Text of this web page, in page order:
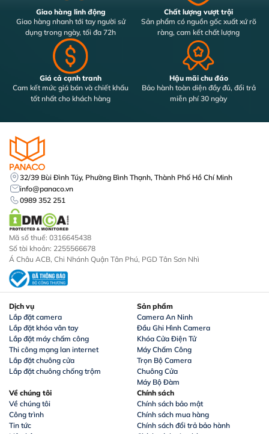
Giao hàng linh động
Giao hàng nhanh tới tay người sử
dụng trong ngày, tối đa 72h
Chất lượng vượt trội
Sản phẩm có nguồn gốc xuất xứ rõ
ràng, cam kết chất lượng
Giá cả cạnh tranh
Cam kết mức giá bán và chiết khấu
tốt nhất cho khách hàng
Hậu mãi chu đáo
Bảo hành toàn diện đầy đủ, đổi trả
miễn phí 30 ngày
Về chúng tôi
Về chúng tôi
Công trình
Tin tức
Dịch vụ
Lắp đặt camera
Lắp đặt khóa vân tay
Lắp đặt máy chấm công
Thi công mạng lan internet
Lắp đặt chuông cửa
Lắp đặt chuông chống trộm
Sản phẩm
Camera An Ninh
Đầu Ghi Hình Camera
Khóa Cửa Điện Tử
Máy Chấm Công
Trọn Bộ Camera
Chuông Cửa
Máy Bộ Đàm
Chính sách
Chính sách bảo mật
Chính sách mua hàng
Chính sách đổi trả bảo hành
32/39 Bùi Đình Túy, Phường Bình Thạnh, Thành Phố Hồ Chí Minh
info@panaco.vn
0989 352 251
Mã số thuế: 0316645438
Số tài khoản: 2255566678
Á Châu ACB, Chi Nhánh Quận Tân Phú, PGD Tân Sơn Nhì